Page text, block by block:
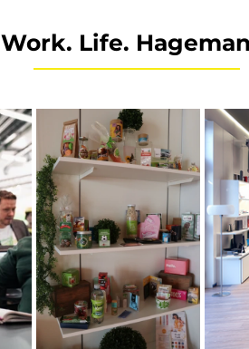
Work. Life.